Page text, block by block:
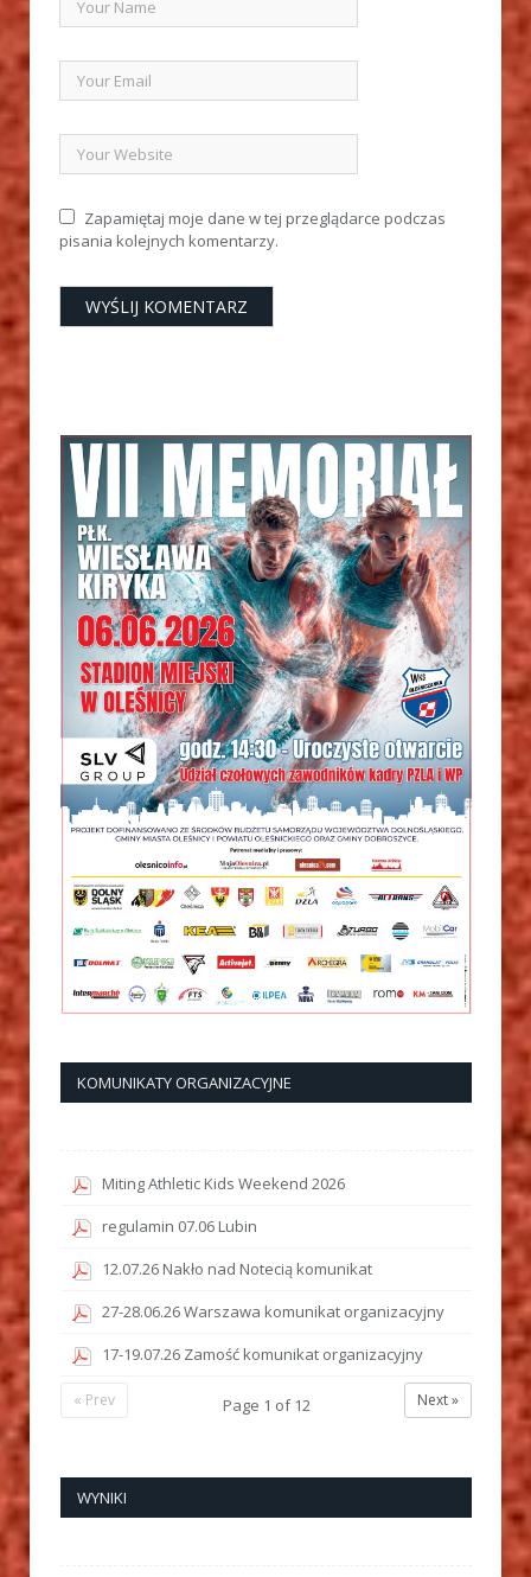
Zapamiętaj moje dane w tej przeglądarce podczas
pisania kolejnych komentarzy.
KOMUNIKATY ORGANIZACYJNE
Miting Athletic Kids Weekend 2026
regulamin 07.06 Lubin
12.07.26 Nakło nad Notecią komunikat
27-28.06.26 Warszawa komunikat organizacyjny
17-19.07.26 Zamość komunikat organizacyjny
Next »
Page 1 of12
« Prev
WYNIKI